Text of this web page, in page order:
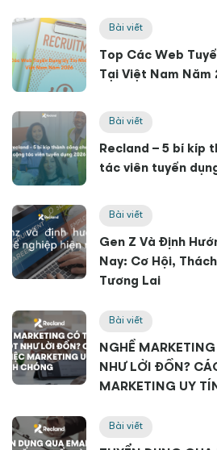
Bài viết
Top Các Web
Tại Việt Nam Năm
Bài viết
Recland – 5 bí kíp
tác viên tuyển
Bài viết
Gen Z Và Định
Nay: Cơ Hội,
Tương Lai
Bài viết
NGHỀ
NHƯ LỜI ĐỒN?
MARKETING UY
Bài viết